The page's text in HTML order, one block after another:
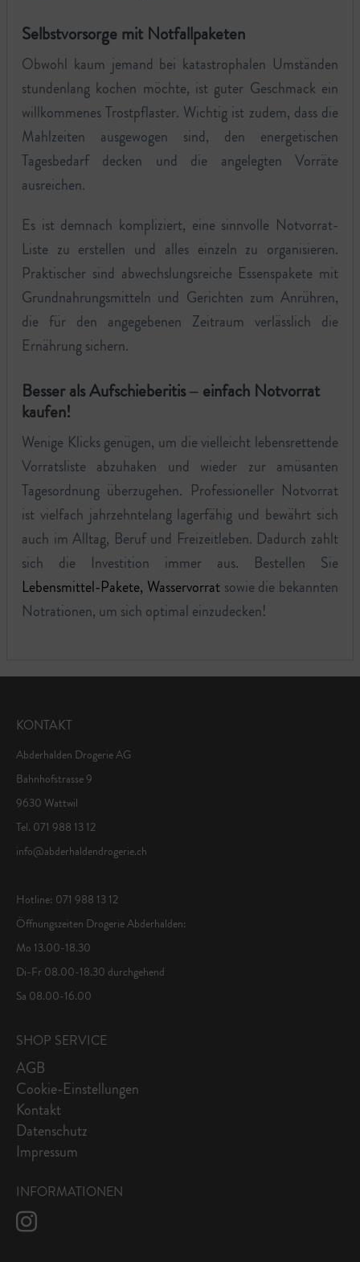
Selbstvorsorge mit Notfallpaketen
Obwohl kaum jemand bei katastrophalen Umständen
stundenlang kochen möchte, ist guter Geschmack ein
willkommenes Trostpflaster. Wichtig ist zudem, dass die
Mahlzeiten ausgewogen sind, den energetischen
Tagesbedarf decken und die angelegten Vorräte
ausreichen.
Es ist demnach kompliziert, eine sinnvolle Notvorrat-
Liste zu erstellen und alles einzeln zu organisieren.
Praktischer sind abwechslungsreiche Essenspakete mit
Grundnahrungsmitteln und Gerichten zum Anrühren,
die für den angegebenen Zeitraum verlässlich die
Ernährung sichern.
Besser als Aufschieberitis – einfach Notvorrat
kaufen!
Wenige Klicks genügen, um die vielleicht lebensrettende
Vorratsliste abzuhaken und wieder zur amüsanten
Tagesordnung überzugehen. Professioneller Notvorrat
ist vielfach jahrzehntelang lagerfähig und bewährt sich
auch im Alltag, Beruf und Freizeitleben. Dadurch zahlt
sich die Investition immer aus. Bestellen Sie
Lebensmittel-Pakete, Wasservorratsowie die bekannten
Notrationen, um sich optimal einzudecken!
KONTAKT
Abderhalden Drogerie AG
Bahnhofstrasse 9
9630 Wattwil
Tel. 071 988 13 12
info@abderhaldendrogerie.ch
Hotline: 071 988 13 12
Öffnungszeiten Drogerie Abderhalden:
Mo 13.00-18.30
Di-Fr 08.00-18.30 durchgehend
Sa 08.00-16.00
SHOP SERVICE
AGB
Cookie-Einstellungen
Kontakt
Datenschutz
Impressum
INFORMATIONEN